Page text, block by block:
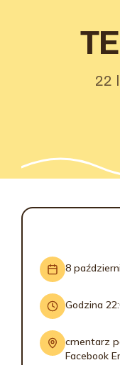
22
8
Godzina
cmentarz
Facebook